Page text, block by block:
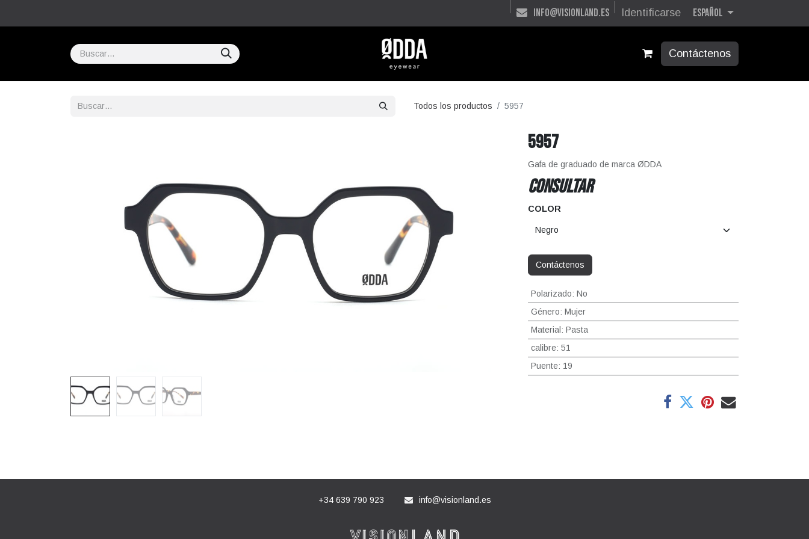
info@visionland.es Identificarse Español
Contáctenos
Todos los productos 5957
5957
Gafa de graduado de marca ØDDA
CONSULTAR
COLOR
Contáctenos
Polarizado: No
Género: Mujer
Material : Pasta
calibre: 51
Puente: 19
+34 639 790 923 info@visionland.es